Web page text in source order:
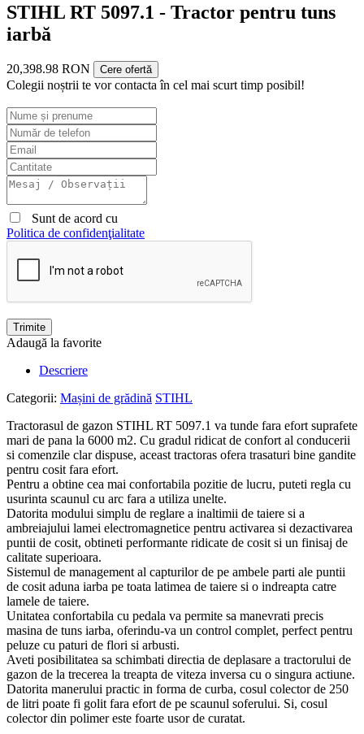
STIHL RT 5097.1 - Tractor pentru tuns
iarbă
20,398.98 RON Cere ofertă
Colegii noștrii te vor contacta în cel mai scurt timp posibil!
Sunt de acord cu
Politica de confidenţialitate
Trimite
Adaugă la favorite
Descriere
Categorii: Mașini de grădină STIHL
Tractorasul de gazon STIHL RT 5097.1 va tunde fara efort suprafete
mari de pana la 6000 m2. Cu gradul ridicat de confort al conducerii
si comenzile clar dispuse, aceast tractoras ofera trasaturi bine gandite
pentru cosit fara efort.
Pentru a obtine cea mai confortabila pozitie de lucru, puteti regla cu
usurinta scaunul cu arc fara a utiliza unelte.
Datorita modului simplu de reglare a inaltimii de taiere si a
ambreiajului lamei electromagnetice pentru activarea si dezactivarea
puntii de cosit, obtineti performante ridicate de cosit si un finisaj de
calitate superioara.
Sistemul de management al capturilor de pe ambele parti ale puntii
de cosit aduna iarba pe toata latimea de taiere si o indreapta catre
lamele de taiere.
Unitatea confortabila cu pedala va permite sa manevrati precis
masina de tuns iarba, oferindu-va un control complet, perfect pentru
peluze cu paturi de flori si arbusti.
Aveti posibilitatea sa schimbati directia de deplasare a tractorului de
gazon de la trecerea la treapta de viteza inversa cu o singura actiune.
Datorita manerului practic in forma de curba, cosul colector de 250
de litri poate fi golit fara efort de pe scaunul soferului. Si, cosul
colector din polimer este foarte usor de curatat.